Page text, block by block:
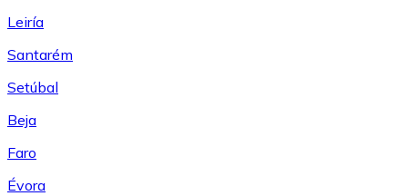
Leiría
Santarém
Setúbal
Beja
Faro
Évora